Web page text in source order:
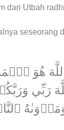
dari Utbah
seseorang
ٱللَّهَ
رَبِّي